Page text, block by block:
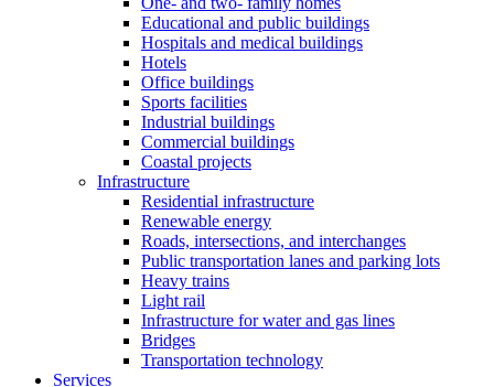
Educational and public buildings
Hospitals and medical buildings
Hotels
Office buildings
Sports facilities
Industrial buildings
Commercial buildings
Coastal projects
Infrastructure
Residential infrastructure
Renewable energy
Roads, intersections, and interchanges
Public transportation lanes and parking lots
Heavy trains
Light rail
Infrastructure for water and gas lines
Bridges
Transportation technology
Services